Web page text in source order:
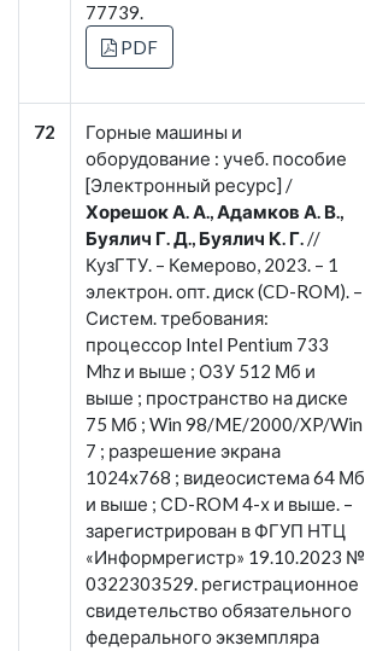
77739.
PDF
72
Горные машины и
оборудование : учеб. пособие
[Электронный ресурс] /
Хорешок А. А., Адамков А. В.,
Буялич Г. Д., Буялич К. Г.//
КузГТУ. – Кемерово, 2023. – 1
электрон. опт. диск (CD-ROM). –
Систем. требования:
процессор Intel Pentium 733
Mhz и выше ; ОЗУ 512 Мб и
выше ; пространство на диске
75 Мб ; Win 98/ME/2000/XP/Win
7 ; разрешение экрана
1024х768 ; видеосистема 64 Мб
и выше ; СD-ROM 4-х и выше. –
зарегистрирован в ФГУП НТЦ
«Информрегистр» 19.10.2023 №
0322303529. регистрационное
свидетельство обязательного
федерального экземпляра